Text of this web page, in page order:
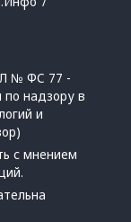
№ ФС 77 -
надзору в
и
с мнением